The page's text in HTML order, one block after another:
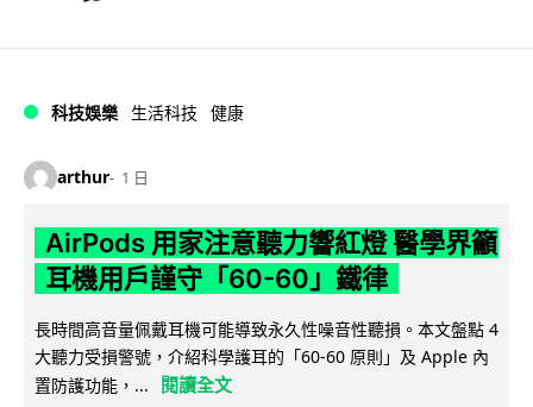
科技娛樂 生活科技 健康
arthur 1 日
AirPods 用家注意聽力響紅燈 醫學界籲
耳機用戶謹守「60-60」鐵律
長時間高音量佩戴耳機可能導致永久性噪音性聽損。本文盤點 4
大聽力受損警號，介紹科學護耳的「60-60 原則」及 Apple 內
置防護功能，...
閱讀全文